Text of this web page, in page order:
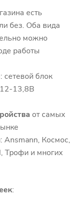
есть
без. Оба вида
можно
работы
сетевой блок
13,8В
от самых
Ansmann, Космос,
Трофи и многих
: